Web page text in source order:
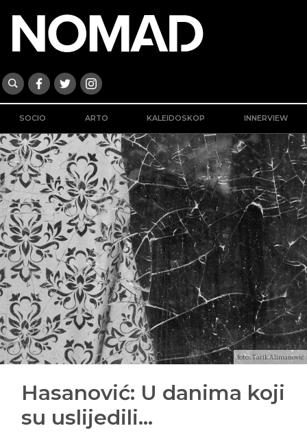
SOCIO ARTO KALEIDOSKOP INNERVIEW
foto: Tarik Alimanović
Hasanović: U danima koji
su uslijedili…